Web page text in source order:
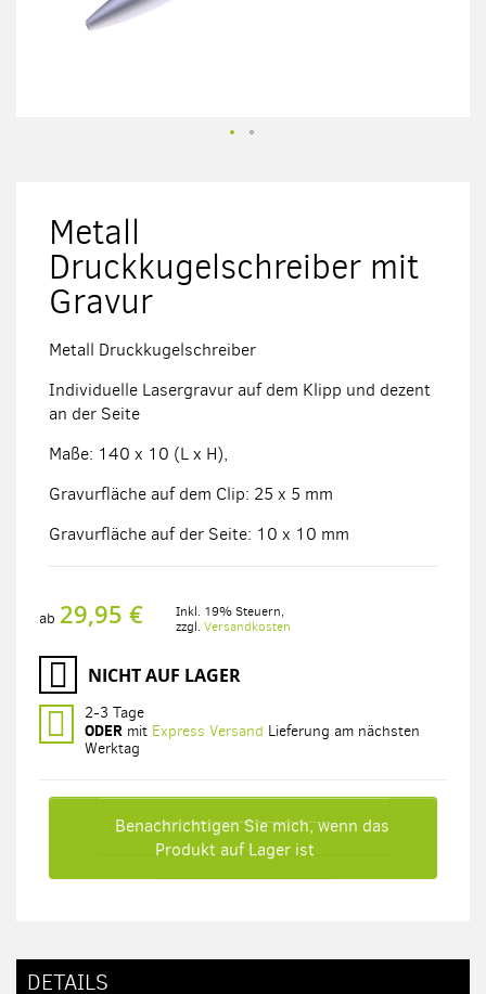
Metall
Druckkugelschreiber mit
Gravur
Metall Druckkugelschreiber
Individuelle Lasergravur auf dem Klipp und dezent
an der Seite
Maße: 140 x 10 (L x H),
Gravurfläche auf dem Clip: 25 x 5 mm
Gravurfläche auf der Seite: 10 x 10 mm
ab 29,95 € Inkl. 19% Steuern,
zzgl. Versandkosten
NICHT AUF LAGER
2-3 Tage
ODERmit Express Versand Lieferung am nächsten
Werktag
Benachrichtigen Sie mich, wenn das
Produkt auf Lager ist
Bildergalerie
springen
DETAILS